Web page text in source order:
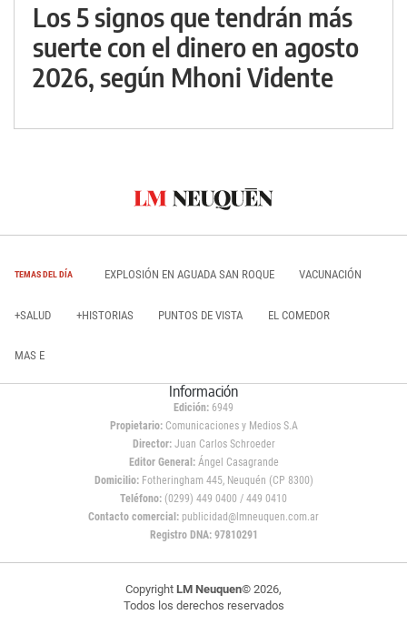
Los 5 signos que tendrán más
suerte con el dinero en agosto
2026, según Mhoni Vidente
TEMAS DEL DÍA EXPLOSIÓN EN AGUADA SAN ROQUE VACUNACIÓN
+SALUD +HISTORIAS PUNTOS DE VISTA EL COMEDOR
MAS E
Información
Edición: 6949
Propietario:Comunicaciones y Medios S.A
Director: Juan Carlos Schroeder
Editor General:Ángel Casagrande
Domicilio:Fotheringham 445, Neuquén (CP 8300)
Teléfono: (0299) 449 0400 / 449 0410
Contacto comercial: publicidad@lmneuquen.com.ar
Registro DNA: 97810291
Copyright LM Neuquen© 2026,
Todos los derechos reservados